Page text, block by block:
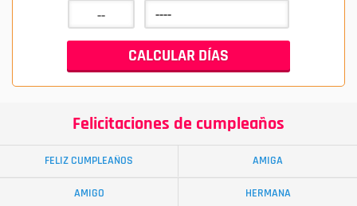
Felicitaciones de cumpleaños
FELIZ CUMPLEAÑOS AMIGA
AMIGO HERMANA